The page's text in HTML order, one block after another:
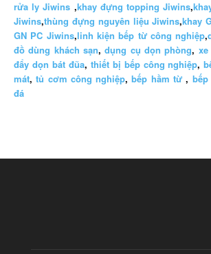
rửa ly Jiwins ,khay đựng topping Jiwins,
Jiwins,thùng đựng nguyên liệu Jiwins,khay
GN PC Jiwins,linh kiện bếp từ công nghiệp,
đồ dùng khách sạn,dụng cụ dọn phòng,
đẩy dọn bát đũa, thiết bị bếp công nghiệp,
mát,tủ cơm công nghiệp,bếp hầm từ ,
đá